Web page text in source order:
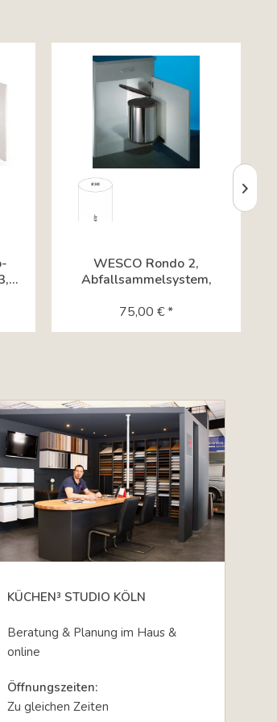
WESCO Rondo 2,
Abfallsammelsystem,
75,00 € *
KÜCHEN³ STUDIO KÖLN
Beratung & Planung im Haus &
online
Öffnungszeiten:
Zu gleichen Zeiten